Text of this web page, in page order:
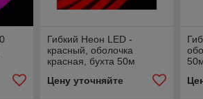
Гибкий Неон LED -
красный, оболочка
красная, бухта 50м
Цену уточняйте